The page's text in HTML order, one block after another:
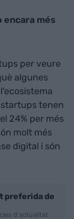
encara més
per veure
algunes
startups tenen
24% per més
molt més
digital i són
preferida de
d'actualitat